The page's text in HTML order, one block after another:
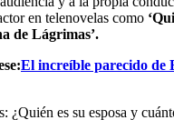
en telenovelas como
de Lágrimas’.
El increíble parecido de
¿Quién es su esposa y